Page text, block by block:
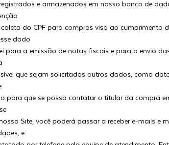
e armazenados em nosso banco de
do CPF para compras visa ao cumprimento
dado
para a emissão de notas fiscais e para o envio
que sejam solicitados outros dados, como
para que se possa contatar o titular da compra
Site, você poderá passar a receber e-mails e
e